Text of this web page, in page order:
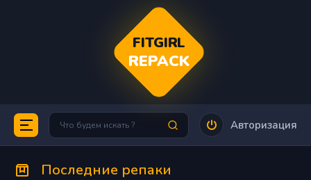
FITGIRL
REPACK
Авторизация
Последние репаки